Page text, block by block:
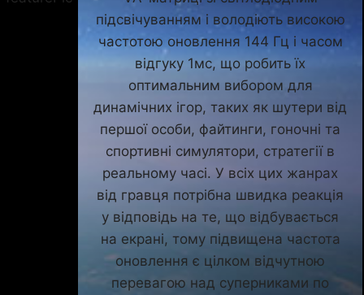
підсвічуванням і володіють високою
частотою оновлення 144 Гц і часом
відгуку 1мс, що робить їх
оптимальним вибором для
динамічних ігор, таких як шутери від
першої особи, файтинги, гоночні та
спортивні симулятори, стратегії в
реальному часі. У всіх цих жанрах
від гравця потрібна швидка реакція
у відповідь на те, що відбувається
на екрані, тому підвищена частота
оновлення є цілком відчутною
перевагою над суперниками по